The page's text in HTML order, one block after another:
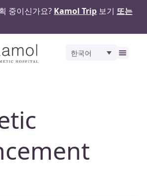
중이신가요? Kamol Trip 보기 또는
한국어